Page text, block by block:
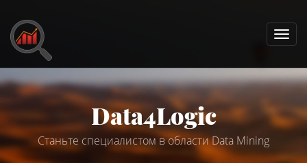
Data4Logic
Станьте специалистом в области Data Mining